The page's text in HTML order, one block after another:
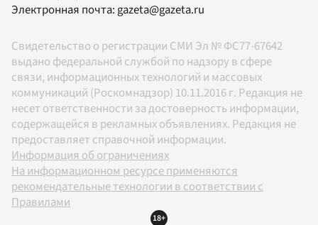
Электронная почта: gazeta@gazeta.ru
Свидетельство о регистрации СМИ Эл № ФС77-67642
выдано федеральной службой по надзору в сфере
связи, информационных технологий и массовых
коммуникаций (Роскомнадзор) 10.11.2016 г. Редакция не
несет ответственности за достоверность информации,
содержащейся в рекламных объявлениях. Редакция не
предоставляет справочной информации.
Информация об ограничениях
На информационном ресурсе применяются
рекомендательные технологии в соответствии с
Правилами
18+